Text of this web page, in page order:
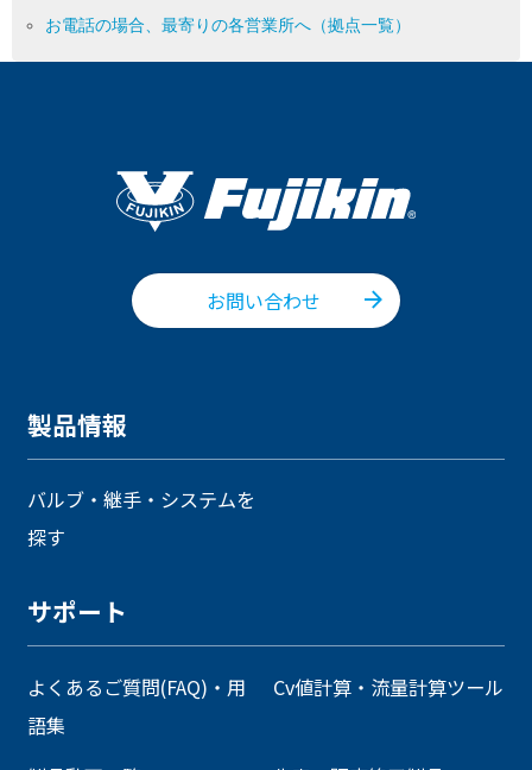
お電話の場合、最寄りの各営業所へ（拠点一覧）
お問い合わせ
製品情報
バルブ・継手・システムを
探す
サポート
よくあるご質問(FAQ)・用
語集
Cv値計算・流量計算ツール